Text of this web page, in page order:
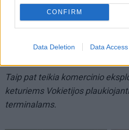
CONFIRM
Data Deletion Data Access
Bendrovė šiuo metu Lietuvoje
skystųjų energijos produktų
Subačiuje ir Marijampolėje, yra
Taip pat teikia komercinio
keturiems Vokietijos
terminalams.